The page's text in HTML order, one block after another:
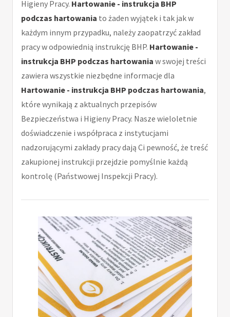
Higieny Pracy. Hartowanie - instrukcja BHP
podczas hartowania to żaden wyjątek i tak jak w
każdym innym przypadku, należy zaopatrzyć zakład
pracy w odpowiednią instrukcję BHP. Hartowanie -
instrukcja BHP podczas hartowania w swojej treści
zawiera wszystkie niezbędne informacje dla
Hartowanie - instrukcja BHP podczas hartowania,
które wynikają z aktualnych przepisów
Bezpieczeństwa i Higieny Pracy. Nasze wieloletnie
doświadczenie i współpraca z instytucjami
nadzorującymi zakłady pracy dają Ci pewność, że treść
zakupionej instrukcji przejdzie pomyślnie każdą
kontrolę (Państwowej Inspekcji Pracy).